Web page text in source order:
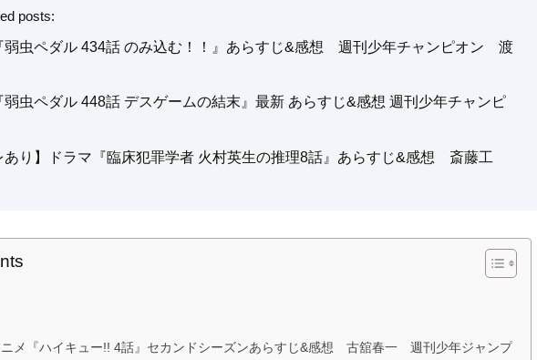
posts:
弱虫ペダル 434話 のみ込む！！』あらすじ&感想 週刊少年チャンピオン 渡
弱虫ペダル 448話 デスゲームの結末』最新 あらすじ&感想 週刊少年チャンピ
あり】ドラマ『臨床犯罪学者 火村英生の推理8話』あらすじ&感想 斎藤工
ニメ『ハイキュー!! 4話』セカンドシーズンあらすじ&感想 古舘春一 週刊少年ジャンプ